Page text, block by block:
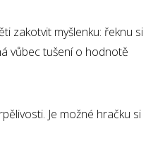
zakotvit myšlenku: řeknu si
vůbec tušení o hodnotě
Je možné hračku si